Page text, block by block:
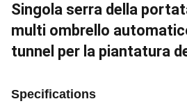
Singola serra della
multi ombrello
tunnel per la piantatura
Specifications